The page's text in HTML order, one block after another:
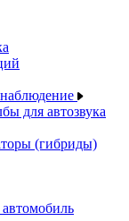
для автозвука
(гибриды)